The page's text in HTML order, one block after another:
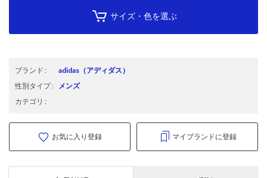
サイズ・色を選ぶ
ブランド : adidas （アディダス）
性別タイプ: メンズ
カテゴリ :
お気に入り登録 マイブランドに登録